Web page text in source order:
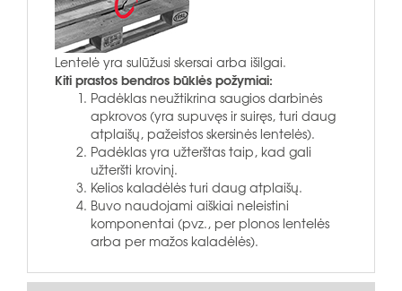
Lentelė yra sulūžusi skersai arba išilgai.
Kiti prastos bendros būklės požymiai:
Padėklas neužtikrina saugios darbinės
apkrovos (yra supuvęs ir suiręs, turi daug
atplaišų, pažeistos skersinės lentelės).
Padėklas yra užterštas taip, kad gali
užteršti krovinį.
Kelios kaladėlės turi daug atplaišų.
Buvo naudojami aiškiai neleistini
komponentai (pvz., per plonos lentelės
arba per mažos kaladėlės).